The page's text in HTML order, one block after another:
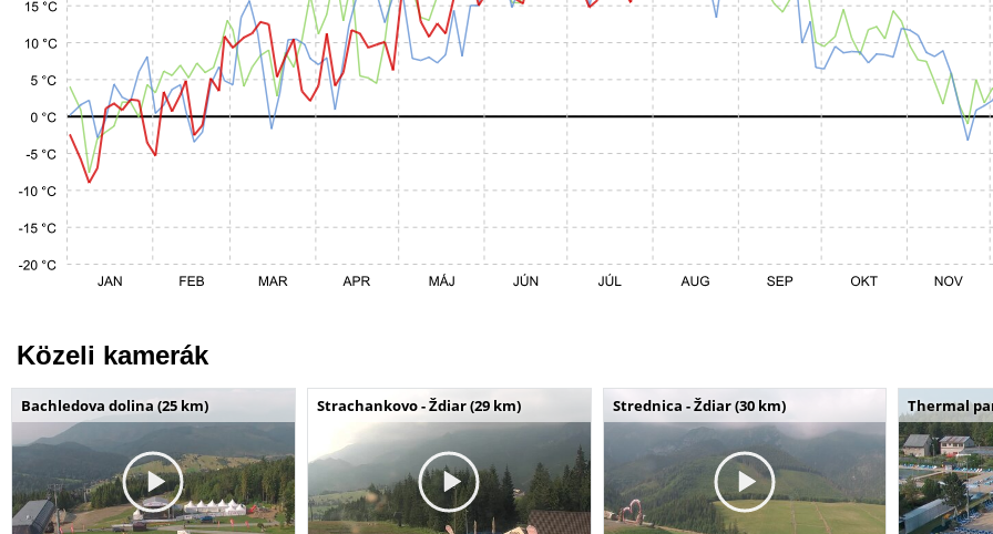
Közeli kamerák
Bachledova dolina (25 km) Strachankovo - Ždiar (29 km) Strednica - Ždiar (30 km) Thermal